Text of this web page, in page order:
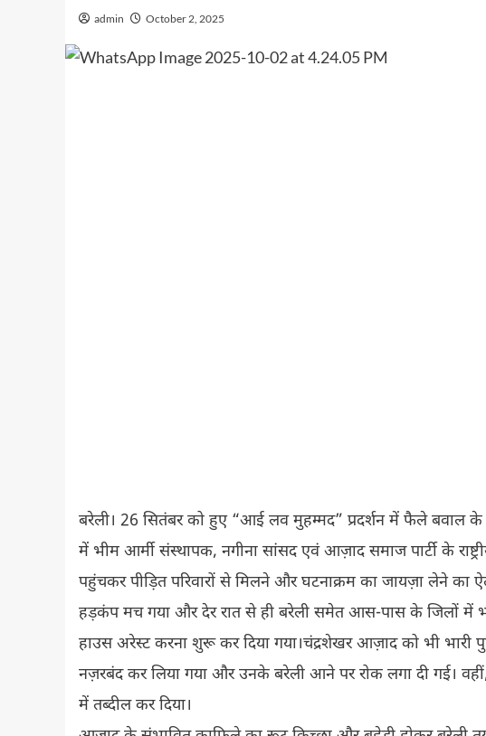
admin October 2, 2025
बरेली। 26 सितंबर को हुए “आई लव मुहम्मद” प्रदर्शन में फैले बवाल
में भीम आर्मी संस्थापक, नगीना सांसद एवं आज़ाद समाज पार्टी के
पहुंचकर पीड़ित परिवारों से मिलने और घटनाक्रम का जायज़ा लेने का
हड़कंप मच गया और देर रात से ही बरेली समेत आस-पास के जिलों में
हाउस अरेस्ट करना शुरू कर दिया गया।चंद्रशेखर आज़ाद को भी
नज़रबंद कर लिया गया और उनके बरेली आने पर रोक लगा दी गई।
में तब्दील कर दिया।